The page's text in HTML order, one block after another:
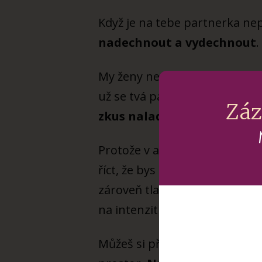
Když je na tebe partnerka
nadechnout a vydechnout
My ženy neplýtváme svou
už se tvá partnerka ani
zkus naladit na to, co na
Protože v afektu občas
říct, že bys svou partnerku
zároveň tlačí na tvé emoce.
na intenzitu, kterou žena
Můžeš si přitom říct něco